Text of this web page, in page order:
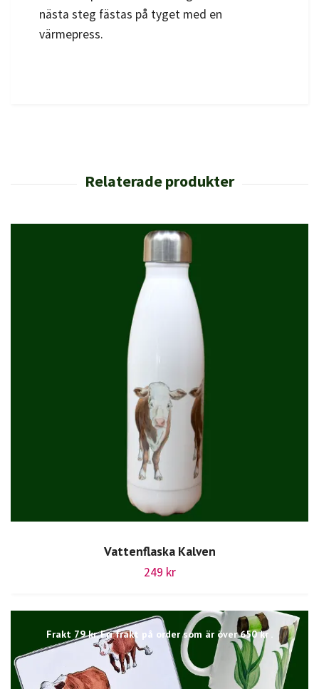
Frakt 79 kr. Fri frakt på order som är över 650 kr .
nästa steg fästas på tyget med en
värmepress.
Vattenflaska Kalven
249 kr